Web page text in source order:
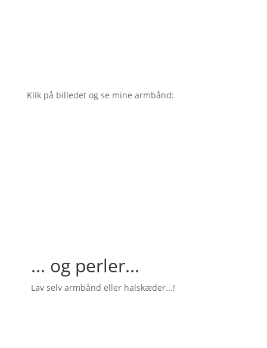
Klik på billedet og se mine armbånd:
... og perler...
Lav selv armbånd eller halskæder...!